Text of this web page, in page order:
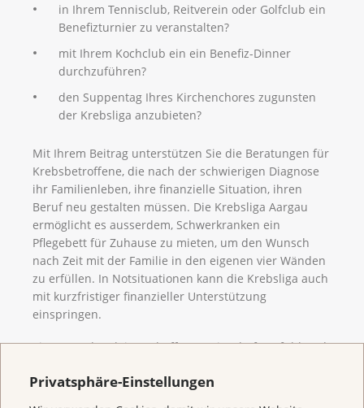
Privatsphäre-Einstellungen
in Ihrem Tennisclub, Reitverein oder Golfclub ein
Benefizturnier zu veranstalten?
mit Ihrem Kochclub ein ein Benefiz-Dinner
durchzuführen?
den Suppentag Ihres Kirchenchores zugunsten
der Krebsliga anzubieten?
Mit Ihrem Beitrag unterstützen Sie die Beratungen für
Krebsbetroffene, die nach der schwierigen Diagnose
ihr Familienleben, ihre finanzielle Situation, ihren
Beruf neu gestalten müssen. Die Krebsliga Aargau
ermöglicht es ausserdem, Schwerkranken ein
Pflegebett für Zuhause zu mieten, um den Wunsch
nach Zeit mit der Familie in den eigenen vier Wänden
zu erfüllen. In Notsituationen kann die Krebsliga auch
mit kurzfristiger finanzieller Unterstützung
einspringen.
Eine Spendenaktion schafft Gemeinschaftsgefühl und
zusammenarbeiten können um etwas Gutes zu tun.